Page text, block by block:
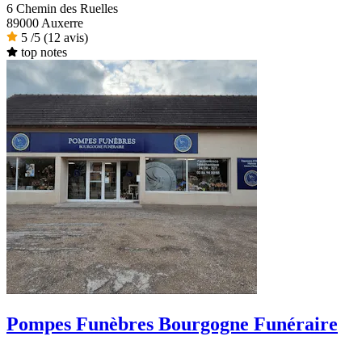
6 Chemin des Ruelles
89000 Auxerre
5 /5 (12 avis)
top notes
Pompes Funèbres Bourgogne Funéraire